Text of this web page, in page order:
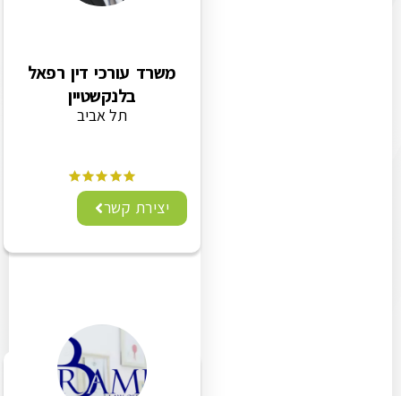
משרד עורכי דין רפאל
בלנקשטיין
תל אביב
יצירת קשר